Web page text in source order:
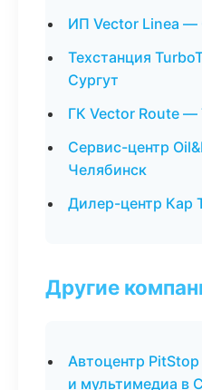
ИП Vector Linea —
Техстанция
Сургут
ГК Vector Route
Сервис-центр
Челябинск
Дилер-центр Кар
Другие
Автоцентр
и мультимедиа в